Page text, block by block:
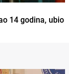
14 godina, ubio